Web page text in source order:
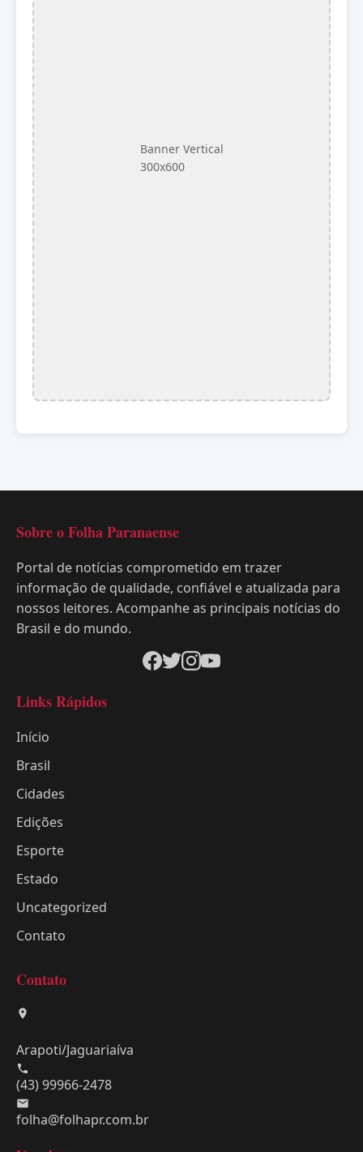
Banner Vertical
300x600
Sobre o Folha Paranaense
Portal de notícias comprometido em trazer
informação de qualidade, confiável e atualizada para
nossos leitores. Acompanhe as principais notícias do
Brasil e do mundo.
Links Rápidos
Início
Brasil
Cidades
Edições
Esporte
Estado
Uncategorized
Contato
Contato
Arapoti/Jaguariaíva
(43) 99966-2478
folha@folhapr.com.br